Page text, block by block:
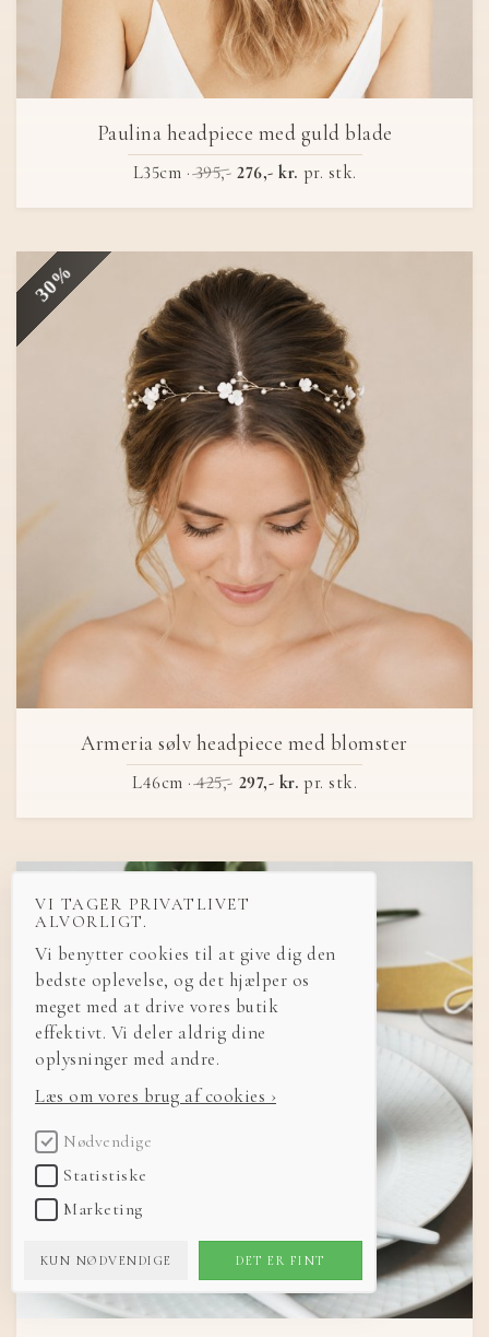
Paulina headpiece med guld blade
L35cm ·395,- 276,- kr. pr. stk.
30%
Armeria sølv headpiece med blomster
L46cm ·425,- 297,- kr. pr. stk.
VI TAGER PRIVATLIVET
ALVORLIGT.
Vi benytter cookies til at give dig den
bedste oplevelse, og det hjælper os
meget med at drive vores butik
effektivt. Vi deler aldrig dine
oplysninger med andre.
Læs om vores brug af cookies ›
Nødvendige
Statistiske
Marketing
KUN NØDVENDIGE DET ER FINT